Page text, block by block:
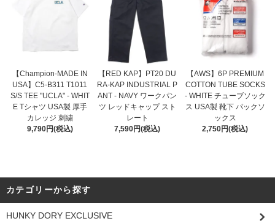
【Champion-MADE IN
USA】C5-B311 T1011
S/S TEE "UCLA" - WHIT
E Tシャツ USA製 厚手
カレッジ 刺繍
9,790円(税込)
【RED KAP】PT20 DU
RA-KAP INDUSTRIAL P
ANT - NAVY ワークパン
ツ レッドキャップ スト
レート
7,590円(税込)
【AWS】6P PREMIUM
COTTON TUBE SOCKS
- WHITE チューブソック
ス USA製 靴下 パックソ
ックス
2,750円(税込)
カテゴリーから探す
HUNKY DORY EXCLUSIVE